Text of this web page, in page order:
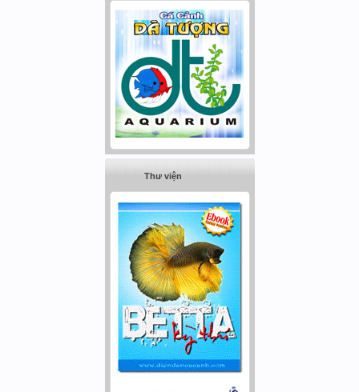
Thư viện